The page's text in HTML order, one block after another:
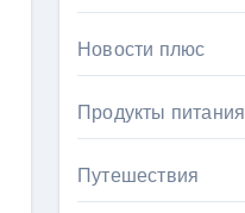
Новости плюс
Продукты питания
Путешествия